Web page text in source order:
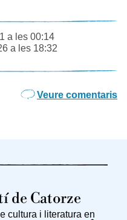
a les 00:14
a les 18:32
Veure comentaris
de Catorze
cultura i literatura en